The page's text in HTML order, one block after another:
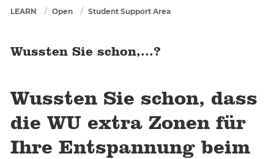
You are here
LEARN Open Student Support Area
Wussten Sie schon,...?
Wussten Sie schon, dass
die WU extra Zonen für
Ihre Entspannung beim